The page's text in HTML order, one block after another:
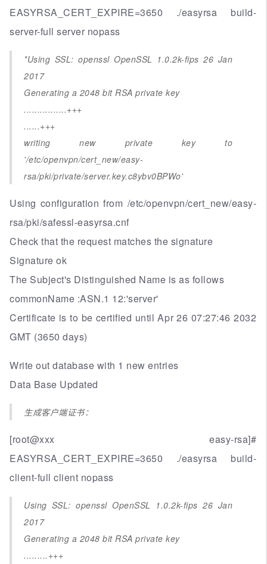
EASYRSA_CERT_EXPIRE=3650 ./easyrsa build-
server-full server nopass
*Using SSL: openssl OpenSSL 1.0.2k-fips 26 Jan
2017
Generating a 2048 bit RSA private key
................+++
......+++
writing new private key to
'/etc/openvpn/cert_new/easy-
rsa/pki/private/server.key.c8ybv0BPWo'
Using configuration from /etc/openvpn/cert_new/easy-
rsa/pki/safessl-easyrsa.cnf
Check that the request matches the signature
Signature ok
The Subject's Distinguished Name is as follows
commonName :ASN.1 12:'server'
Certificate is to be certified until Apr 26 07:27:46 2032
GMT (3650 days)
Write out database with 1 new entries
Data Base Updated
生成客户端证书：
[root@xxx easy-rsa]#
EASYRSA_CERT_EXPIRE=3650 ./easyrsa build-
client-full client nopass
Using SSL: openssl OpenSSL 1.0.2k-fips 26 Jan
2017
Generating a 2048 bit RSA private key
.........+++